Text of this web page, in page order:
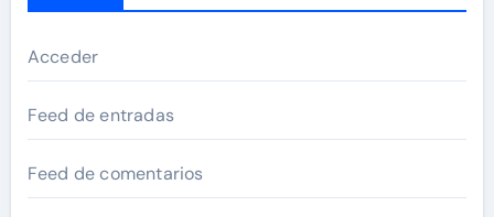
Acceder
Feed de entradas
Feed de comentarios